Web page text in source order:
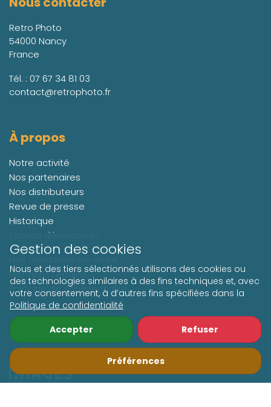
Gestion des cookies
Nous et des tiers sélectionnés utilisons des cookies ou
des technologies similaires à des fins techniques et, avec
votre consentement, à d’autres fins spécifiées dans la
Politique de confidentialité
Accepter
Refuser
Préférences
Retro Photo
54000 Nancy
France
Tél. : 07 67 34 81 03
contact@retrophoto.fr
À propos
Notre activité
Nos partenaires
Nos distributeurs
Revue de presse
Historique
Espace décorateurs
Mentions Légales
Politique de confidentialité
Suivez-nous